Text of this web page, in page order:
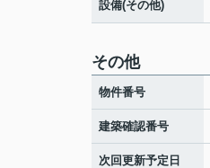
設備(その他)
その他
物件番号
建築確認番号
次回更新予定日